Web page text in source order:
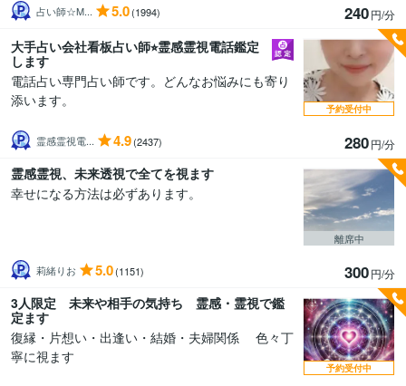
占い師☆M... 5.0(1994) 240円/分
大手占い会社看板占い師⭐︎霊感霊視電話鑑定
します
電話占い専門占い師です。どんなお悩みにも寄り
添います。
霊感霊視電... 4.9(2437) 280円/分
予約受付中
霊感霊視、未来透視で全てを視ます
幸せになる方法は必ずあります。
莉緒りお 5.0(1151) 300円/分
離席中
3人限定 未来や相手の気持ち 霊感・霊視で鑑
定ます
復縁・片想い・出逢い・結婚・夫婦関係 色々丁
寧に視ます
予約受付中